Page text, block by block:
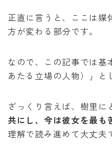
正直に言うと、ここは媒
方が変わる部分です。
なので、この記事では基
あたる立場の人物）」と
ざっくり言えば、樹里に
共にし、今は彼女を最も
理解で読み進めて大丈夫